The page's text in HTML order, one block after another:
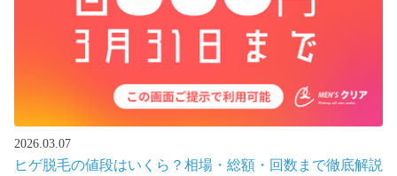
2026.03.07
ヒゲ脱毛の値段はいくら？相場・総額・回数まで徹底解説